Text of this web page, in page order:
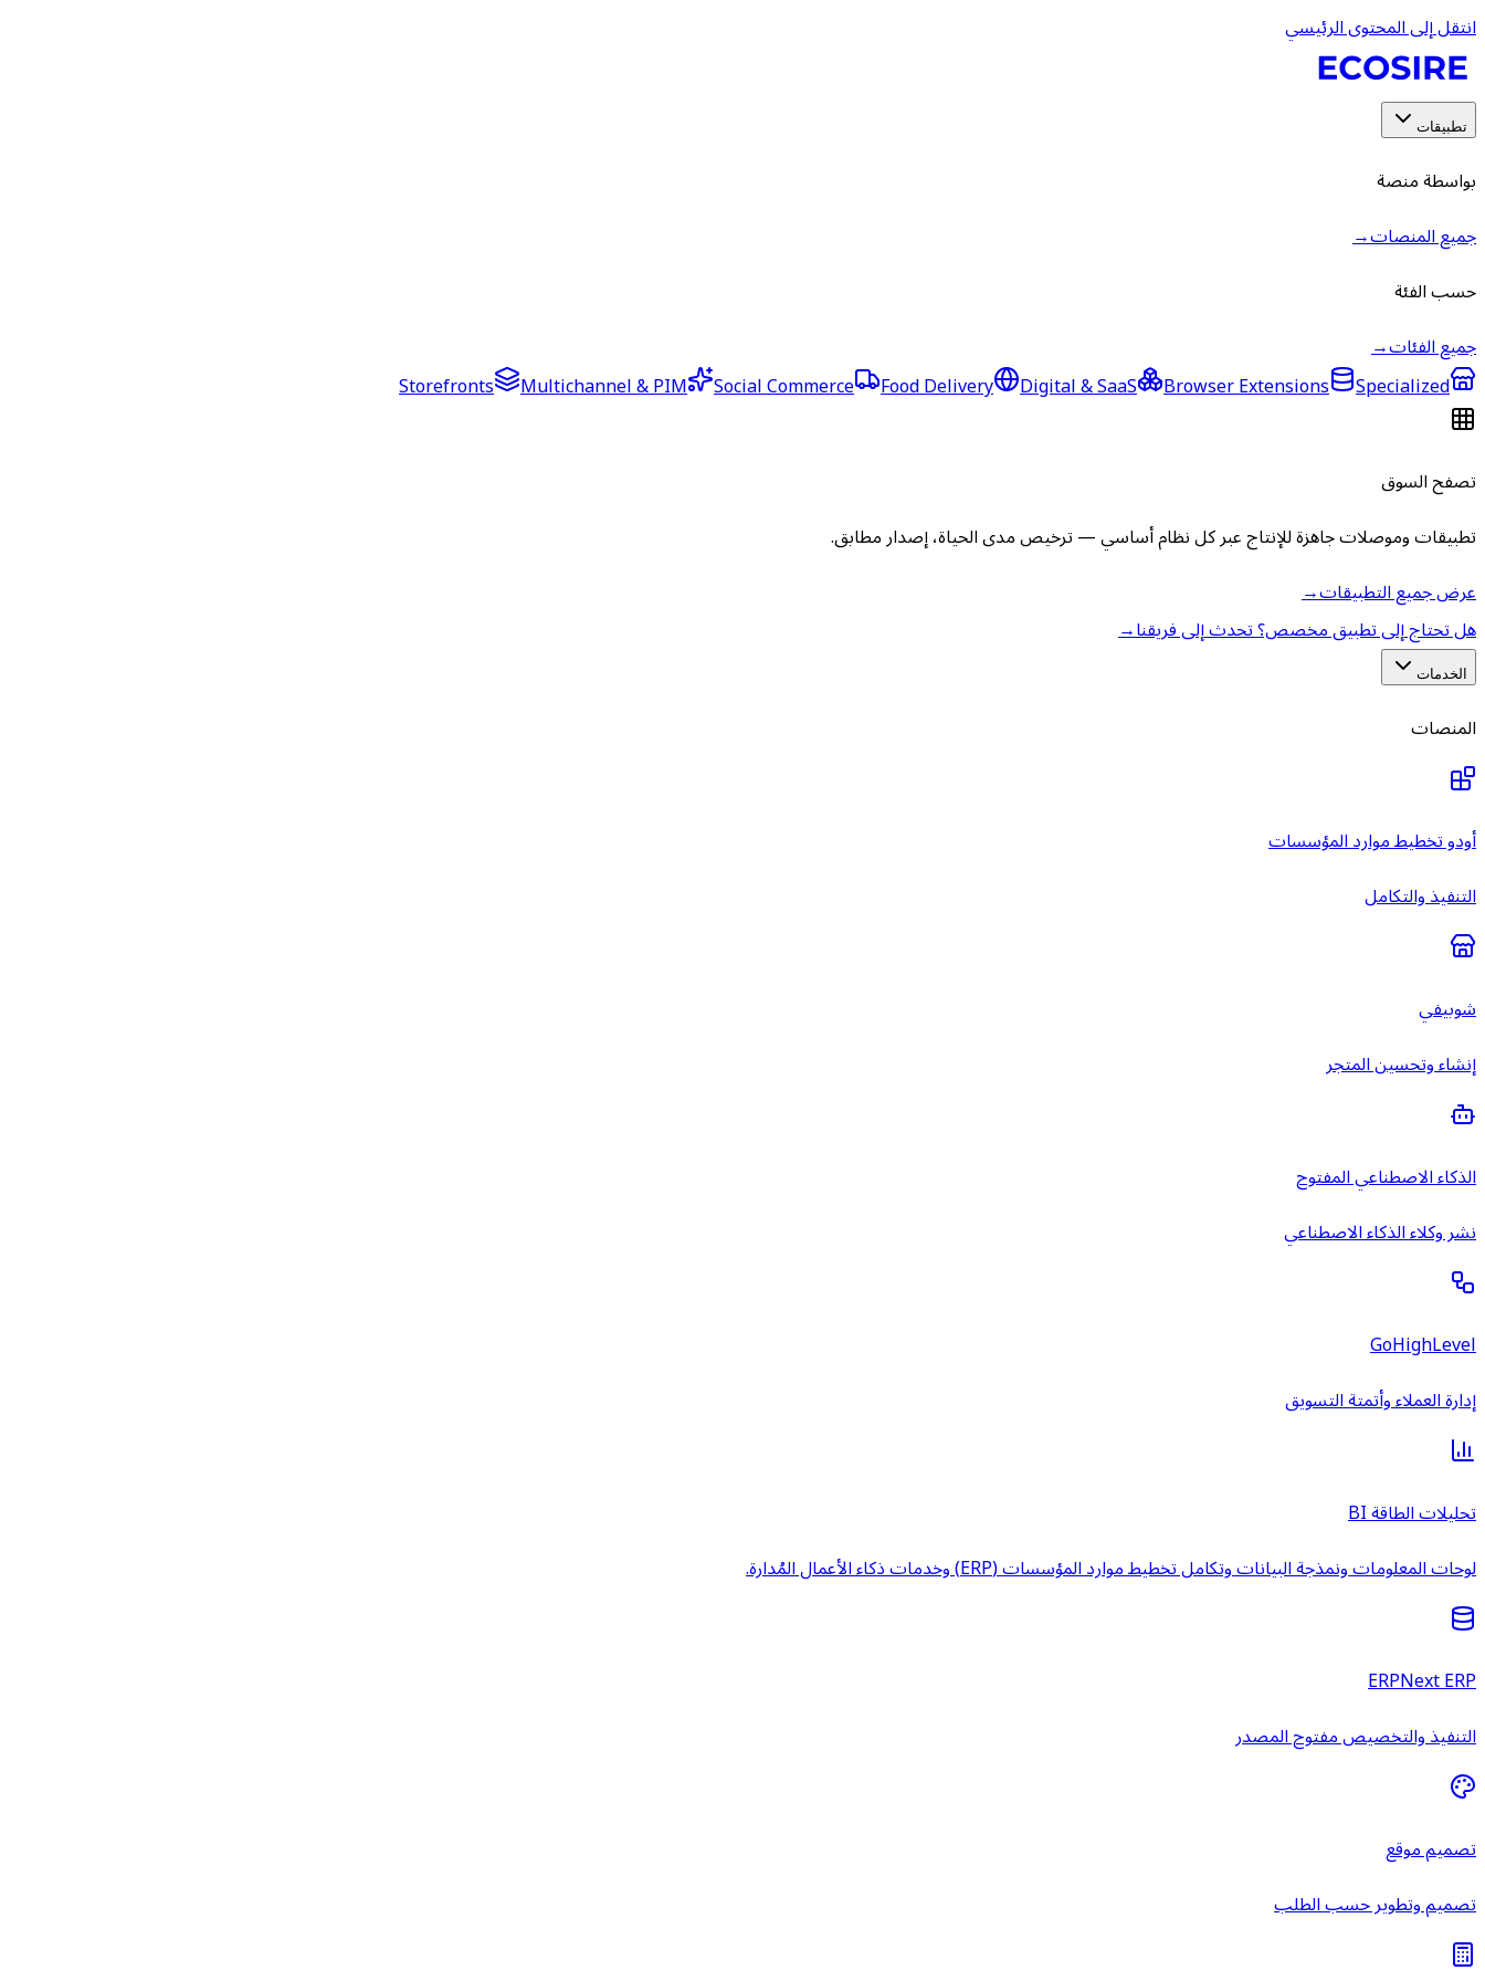
انتقل إلى المحتوى الرئيسي
تطبيقات
بواسطة منصة
جميع المنصات→
حسب الفئة
جميع الفئات→
Storefronts
Multichannel & PIM Social Commerce Food Delivery Digital & SaaS Browser Extensions Specialized
تصفح السوق
تطبيقات وموصلات جاهزة للإنتاج عبر كل نظام أساسي — ترخيص مدى الحياة، إصدار مطابق.
عرض جميع التطبيقات→
هل تحتاج إلى تطبيق مخصص؟ تحدث إلى فريقنا→
الخدمات
المنصات
أودو تخطيط موارد المؤسسات
التنفيذ والتكامل
شوبيفي
إنشاء وتحسين المتجر
الذكاء الاصطناعي المفتوح
نشر وكلاء الذكاء الاصطناعي
GoHighLevel
إدارة العملاء وأتمتة التسويق
تحليلات الطاقة BI
لوحات المعلومات ونمذجة البيانات وتكامل تخطيط موارد المؤسسات (ERP) وخدمات ذكاء الأعمال المُدارة.
ERPNext ERP
التنفيذ والتخصيص مفتوح المصدر
تصميم موقع
تصميم وتطوير حسب الطلب